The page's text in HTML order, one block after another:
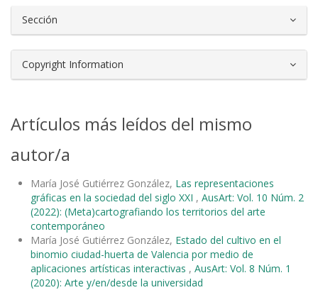
Sección
Copyright Information
Artículos más leídos del mismo
autor/a
María José Gutiérrez González, Las representaciones
gráficas en la sociedad del siglo XXI , AusArt: Vol. 10 Núm. 2
(2022): (Meta)cartografiando los territorios del arte
contemporáneo
María José Gutiérrez González, Estado del cultivo en el
binomio ciudad-huerta de Valencia por medio de
aplicaciones artísticas interactivas , AusArt: Vol. 8 Núm. 1
(2020): Arte y/en/desde la universidad